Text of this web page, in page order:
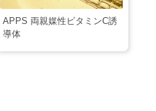
APPS 両親媒性ビタミンC誘
導体